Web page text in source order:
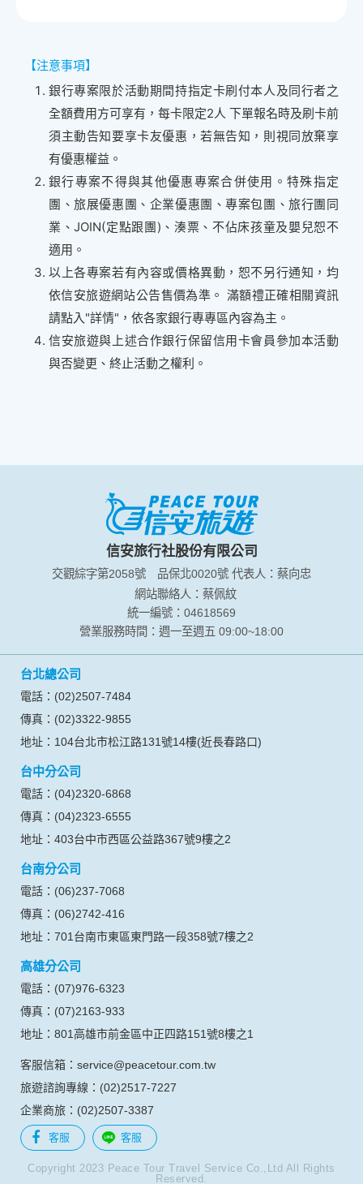
【注意事項】
銀行專案限於活動期間持指定卡刷付本人及同行者之
全額費用方可享有，每卡限定2人 下單報名時及刷卡前
須主動告知要享卡友優惠，若無告知，則視同放棄享
有優惠權益。
銀行專案不得與其他優惠專案合併使用。特殊指定
團、旅展優惠團、企業優惠團、專案包團、旅行團同
業、JOIN(定點跟團)、湊票、不佔床孩童及嬰兒恕不
適用。
以上各專案若有內容或價格異動，恕不另行通知，均
依信安旅遊網站公告售價為準。 滿額禮正確相關資訊
請點入"詳情"，依各家銀行專專區內容為主。
信安旅遊與上述合作銀行保留信用卡會員參加本活動
與否變更、終止活動之權利。
信安旅行社股份有限公司
交觀綜字第2058號 品保北0020號 代表人：蔡向忠
網站聯絡人：蔡佩紋
統一編號：04618569
營業服務時間：週一至週五 09:00~18:00
台北總公司
電話：(02)2507-7484
傳真：(02)3322-9855
地址：104台北市松江路131號14樓(近長春路口)
台中分公司
電話：(04)2320-6868
傳真：(04)2323-6555
地址：403台中市西區公益路367號9樓之2
台南分公司
電話：(06)237-7068
傳真：(06)2742-416
地址：701台南市東區東門路一段358號7樓之2
高雄分公司
電話：(07)976-6323
傳真：(07)2163-933
地址：801高雄市前金區中正四路151號8樓之1
客服信箱：service@peacetour.com.tw
旅遊諮詢專線：(02)2517-7227
企業商旅：(02)2507-3387
客服 客服
Copyright 2023 Peace Tour Travel Service Co.,Ltd All Rights
Reserved.